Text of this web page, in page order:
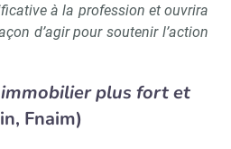
à la profession et ouvrira
d’agir pour soutenir l’action
plus fort et
Fnaim)